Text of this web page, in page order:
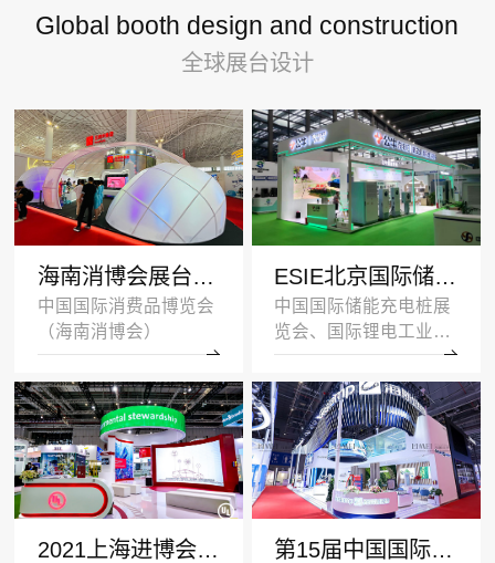
Global booth design and construction
全球展台设计
海南消博会展台设计搭建案例-王府井集团-深圳展示设计公司
中国国际消费品博览会
（海南消博会）
ESIE北京国际储能展览会展台设计搭建案例-公牛集团
中国国际储能充电桩展
览会、国际锂电工业展
览会
2021上海进博会展台设计搭建案例-UL-深圳展览设计公司 第15届中国国际航空航天博览会展台设计案例_海斯坦普